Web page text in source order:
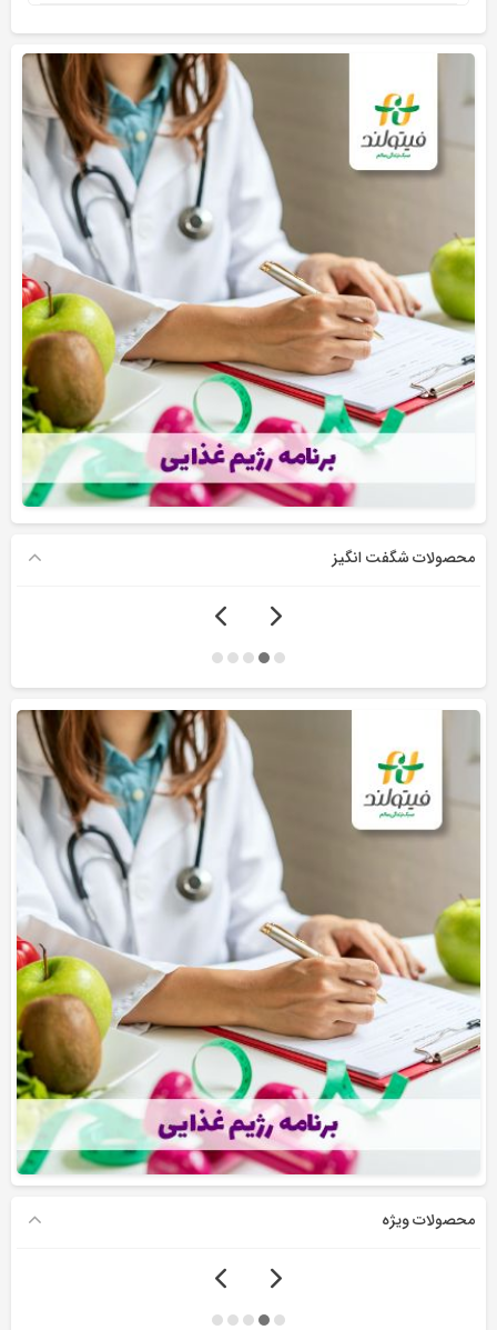
محصولات شگفت انگیز
محصولات ویژه